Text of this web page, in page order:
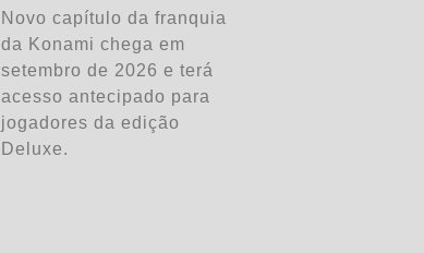
Novo capítulo da franquia
da Konami chega em
setembro de 2026 e terá
acesso antecipado para
jogadores da edição
Deluxe.